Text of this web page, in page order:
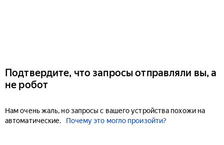
Подтвердите, что запросы отправляли вы, а
не робот
Нам очень жаль, но запросы с вашего устройства похожи на
автоматические.
Почему это могло произойти?